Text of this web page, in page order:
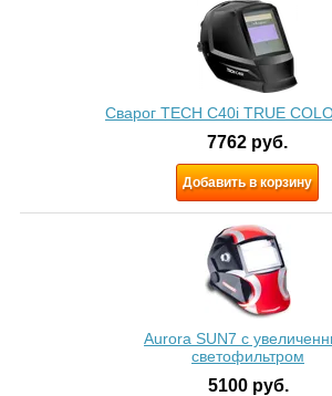
Сварог TECH C40i TRUE
7762 руб.
Добавить в корзину
Aurora SUN7 c
светофильтром
5100 руб.